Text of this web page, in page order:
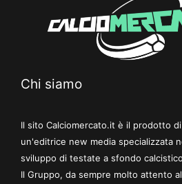
Chi siamo
Il sito Calciomercato.it è il prodotto
un'editrice new media specializzata
sviluppo di testate a sfondo
Il Gruppo, da sempre molto attento